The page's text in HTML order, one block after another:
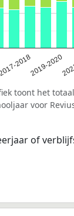
20182019-2020
toont het
voor
of